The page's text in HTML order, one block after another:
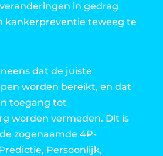
in gedrag
kankerpreventie teweeg te
dat de juiste
worden bereikt, en dat
toegang tot
worden vermeden. Dit is
zogenaamde 4P-
Persoonlijk,